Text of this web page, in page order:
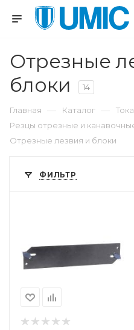
Отрезные
блоки
14
Главная — Каталог —
Резцы отрезные и
Отрезные лезвия и блоки
ФИЛЬТР